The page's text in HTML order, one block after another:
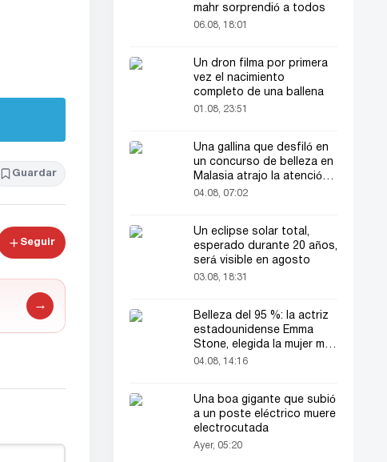
Guardar
Seguir
→
mahr sorprendió a todos
06.08, 18:01
Un dron filma por primera
vez el nacimiento
completo de una ballena
01.08, 23:51
Una gallina que desfiló en
un concurso de belleza en
Malasia atrajo la atención
del público
04.08, 07:02
Un eclipse solar total,
esperado durante 20 años,
será visible en agosto
03.08, 18:31
Belleza del 95 %: la actriz
estadounidense Emma
Stone, elegida la mujer más
bella del mundo
04.08, 14:16
Una boa gigante que subió
a un poste eléctrico muere
electrocutada
Ayer, 05:20